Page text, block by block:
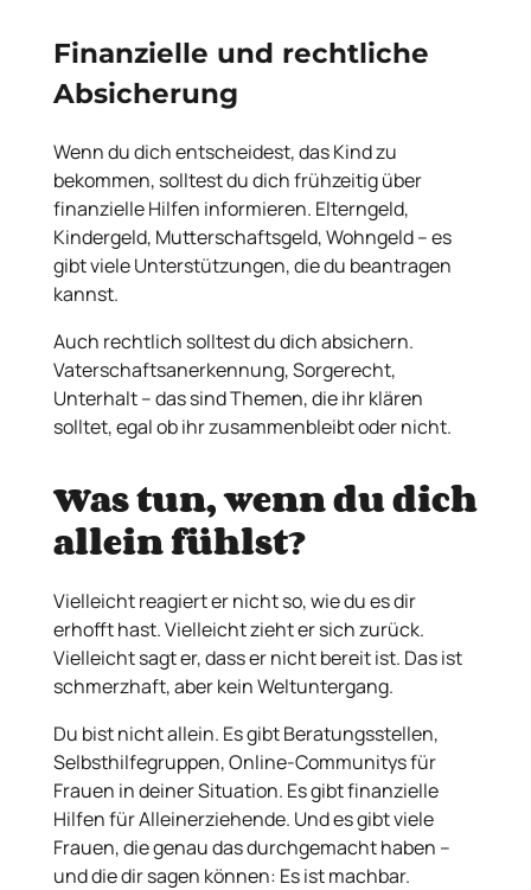
Finanzielle und rechtliche
Absicherung
Wenn du dich entscheidest, das Kind zu
bekommen, solltest du dich frühzeitig über
finanzielle Hilfen informieren. Elterngeld,
Kindergeld, Mutterschaftsgeld, Wohngeld – es
gibt viele Unterstützungen, die du beantragen
kannst.
Auch rechtlich solltest du dich absichern.
Vaterschaftsanerkennung, Sorgerecht,
Unterhalt – das sind Themen, die ihr klären
solltet, egal ob ihr zusammenbleibt oder nicht.
Was tun, wenn du dich
allein fühlst?
Vielleicht reagiert er nicht so, wie du es dir
erhofft hast. Vielleicht zieht er sich zurück.
Vielleicht sagt er, dass er nicht bereit ist. Das ist
schmerzhaft, aber kein Weltuntergang.
Du bist nicht allein. Es gibt Beratungsstellen,
Selbsthilfegruppen, Online-Communitys für
Frauen in deiner Situation. Es gibt finanzielle
Hilfen für Alleinerziehende. Und es gibt viele
Frauen, die genau das durchgemacht haben –
und die dir sagen können: Es ist machbar.